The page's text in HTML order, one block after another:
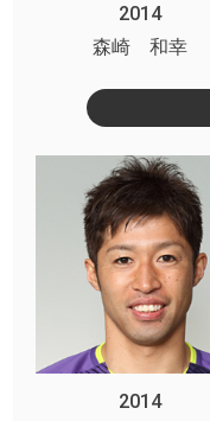
2014
森崎 和幸
2014